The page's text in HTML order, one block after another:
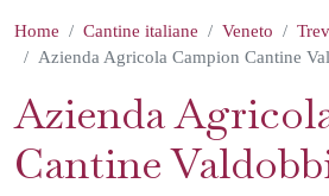
Home Cantine italiane Veneto
Azienda Agricola Campion Cantine
Azienda
Cantine